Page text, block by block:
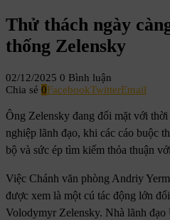
Thử thách ngày
thống Zelensky
02/12/2025 0 Bình luận
Chia sẻ 0FacebookTwitterEmail
Ông Zelensky đang đối mặt với
nghiệp lãnh đạo, khi các cáo buộc
bộ và sức ép tìm kiếm thỏa thuận
Việc Chánh văn phòng Andriy
được xem là một cú tác động lớn
Volodymyr Zelensky. Nhà lãnh đạo